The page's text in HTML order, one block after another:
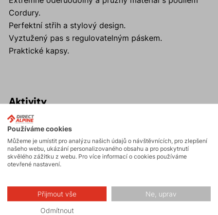
Cordury.
Perfektní střih a stylový design.
Vyztužený pas s regulovatelným páskem.
Praktické kapsy.
Aktivity
Turistika
Skalní lezení a
Hiking
Používáme cookies
Můžeme je umístit pro analýzu našich údajů o návštěvnících, pro zlepšení
našeho webu, ukázání personalizovaného obsahu a pro poskytnutí
skvělého zážitku z webu. Pro více informací o cookies používáme
otevřené nastavení.
Přijmout vše Ne, uprav
Odmítnout